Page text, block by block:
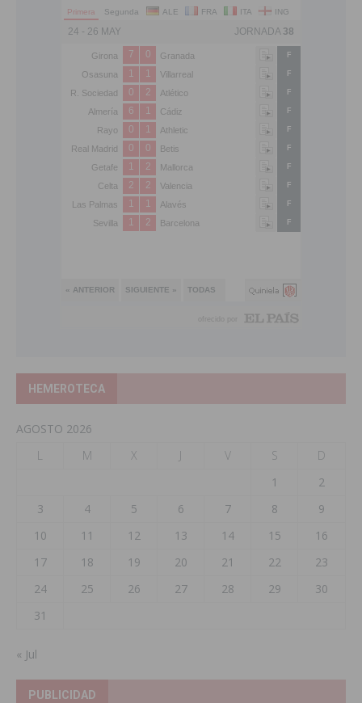
HEMEROTECA
AGOSTO 2026
L
M X J V S
D
1
2
3
4 5 6 7 8
9
10
11 12 13 14 15
16
17
18 19 20 21 22
23
24
25 26 27 28 29
30
31
« Jul
PUBLICIDAD